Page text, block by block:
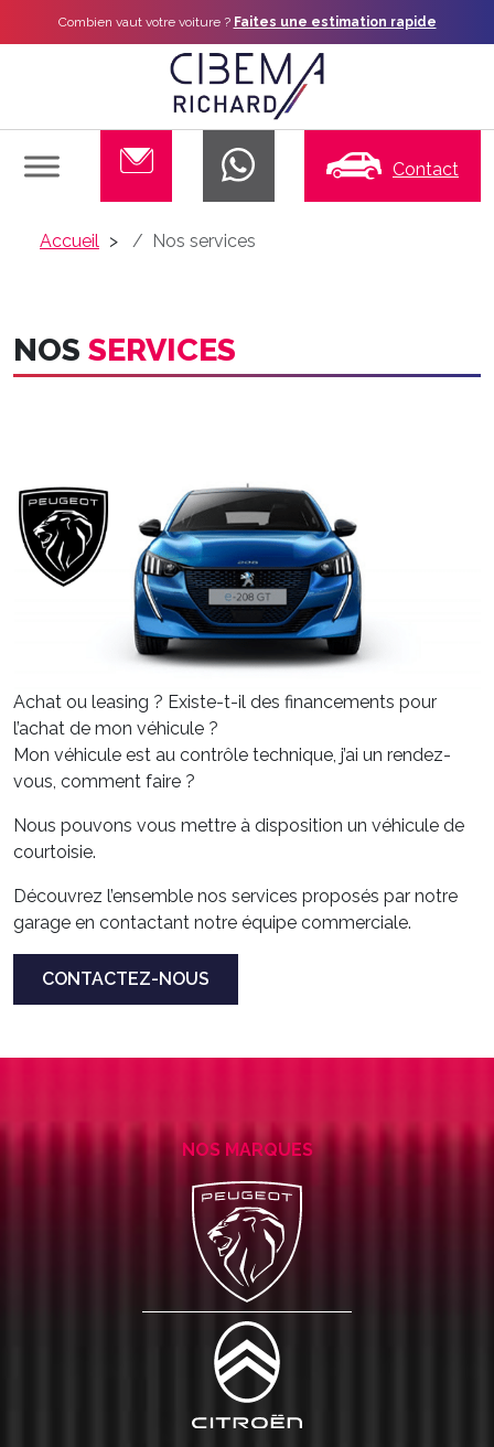
Combien vaut votre voiture ? Faites une estimation rapide
Contact
Accueil Nos services
NOS SERVICES
Achat ou leasing ? Existe-t-il des financements pour
l’achat de mon véhicule ?
Mon véhicule est au contrôle technique, j’ai un rendez-
vous, comment faire ?
Nous pouvons vous mettre à disposition un véhicule de
courtoisie.
Découvrez l’ensemble nos services proposés par notre
garage en contactant notre équipe commerciale.
CONTACTEZ-NOUS
NOS MARQUES